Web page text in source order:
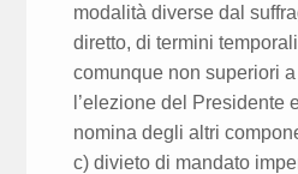
modalità diverse dal
diretto, di termini
comunque non superiori
l’elezione del Presidente
nomina degli altri
c) divieto di mandato